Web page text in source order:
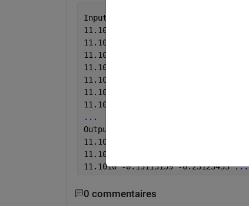
Input:
...
Output:
11.1010	-0.13113159 -0.23123433 ...
0 commentaires